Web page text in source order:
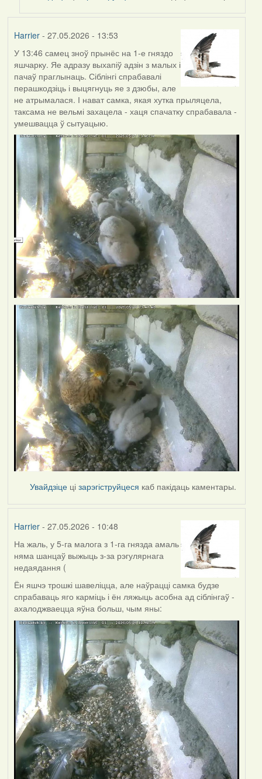
Harrier- 27.05.2026 - 13:53
У 13:46 самец зноў прынёс на 1-е гняздо
яшчарку. Яе адразу выхапіў адзін з малых і
пачаў праглынаць. Сіблінгі спрабавалі
перашкодзіць і выцягнуць яе з дзюбы, але
не атрымалася. І нават самка, якая хутка прыляцела,
таксама не вельмі захацела - хаця спачатку спрабавала -
умешвацца ў сытуацыю.
Увайдзіце цізарэгіструйцеся каб пакідаць каментары.
Harrier- 27.05.2026 - 10:48
На жаль, у 5-га малога з 1-га гнязда амаль
няма шанцаў выжыць з-за рэгулярнага
недаядання (
Ён яшчэ трошкі шавеліцца, але наўрацці самка будзе
спрабаваць яго карміць і ён ляжыць асобна ад сіблінгаў -
ахалоджваецца яўна больш, чым яны: